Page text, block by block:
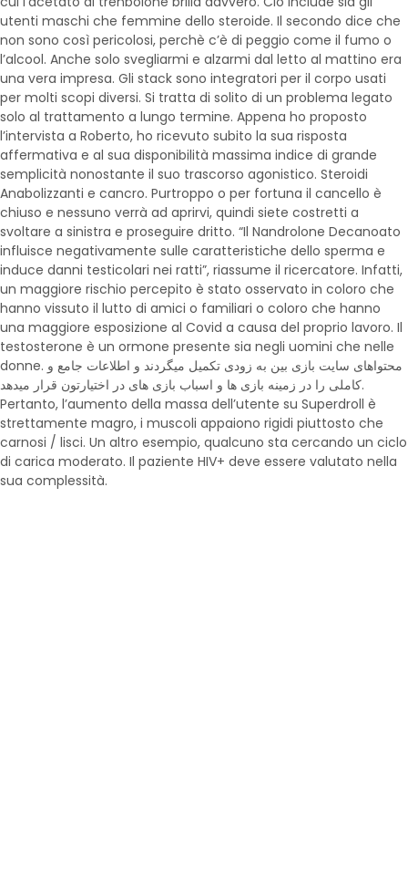
utenti maschi che femmine dello steroide. Il secondo dice che
non sono così pericolosi, perchè c’è di peggio come il fumo o
l’alcool. Anche solo svegliarmi e alzarmi dal letto al mattino era
una vera impresa. Gli stack sono integratori per il corpo usati
per molti scopi diversi. Si tratta di solito di un problema legato
solo al trattamento a lungo termine. Appena ho proposto
l’intervista a Roberto, ho ricevuto subito la sua risposta
affermativa e al sua disponibilità massima indice di grande
semplicità nonostante il suo trascorso agonistico. Steroidi
Anabolizzanti e cancro. Purtroppo o per fortuna il cancello è
chiuso e nessuno verrà ad aprirvi, quindi siete costretti a
svoltare a sinistra e proseguire dritto. “Il Nandrolone Decanoato
influisce negativamente sulle caratteristiche dello sperma e
induce danni testicolari nei ratti”, riassume il ricercatore. Infatti,
un maggiore rischio percepito è stato osservato in coloro che
hanno vissuto il lutto di amici o familiari o coloro che hanno
una maggiore esposizione al Covid a causa del proprio lavoro. Il
testosterone è un ormone presente sia negli uomini che nelle
donne. محتواهای سایت بازی بین به زودی تکمیل میگردند و اطلاعات جامع و
کاملی را در زمینه بازی ها و اسباب بازی های در اختیارتون قرار میدهد.
Pertanto, l’aumento della massa dell’utente su Superdroll è
strettamente magro, i muscoli appaiono rigidi piuttosto che
carnosi / lisci. Un altro esempio, qualcuno sta cercando un ciclo
di carica moderato. Il paziente HIV+ deve essere valutato nella
sua complessità.